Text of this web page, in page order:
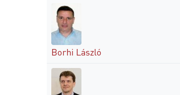
Borhi László